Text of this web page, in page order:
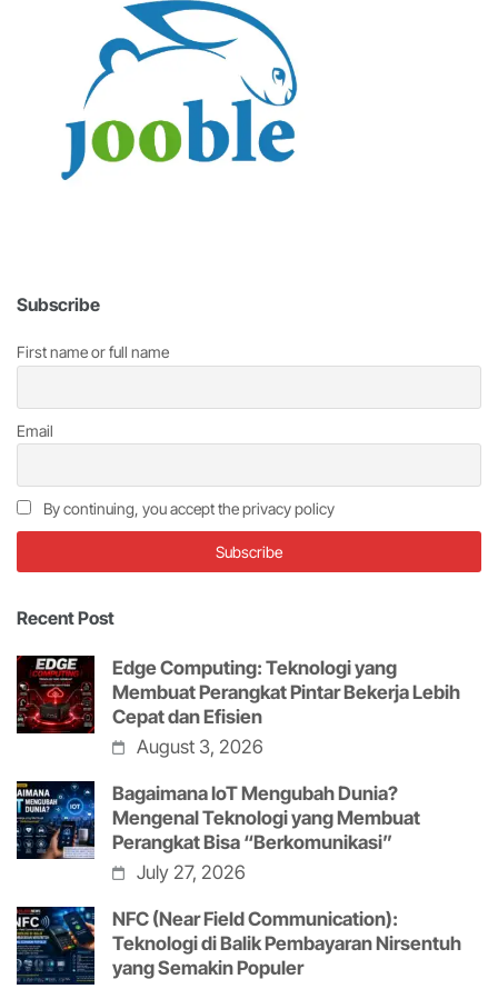
Subscribe
First name or full name
Email
By continuing, you accept the privacy policy
Recent Post
Edge Computing: Teknologi yang
Membuat Perangkat Pintar Bekerja Lebih
Cepat dan Efisien
August 3, 2026
Bagaimana IoT Mengubah Dunia?
Mengenal Teknologi yang Membuat
Perangkat Bisa “Berkomunikasi”
July 27, 2026
NFC (Near Field Communication):
Teknologi di Balik Pembayaran Nirsentuh
yang Semakin Populer